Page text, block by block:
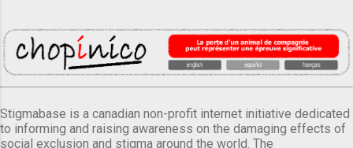
Stigmabase is a canadian non-profit internet initiative dedicated
to informing and raising awareness on the damaging effects of
social exclusion and stigma around the world. The